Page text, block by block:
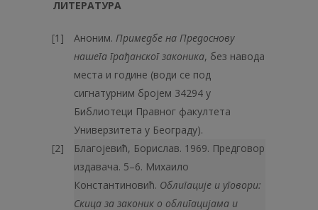
ЛИТЕРАТУРА
Аноним. Примедбе на Предоснову
нашега грађанског законика, без навода
места и године (води се под
сигнатурним бројем 34294 у
Библиотеци Правног факултета
Универзитета у Београду).
Благојевић, Борислав. 1969. Предговор
издавача. 5–6. Михаило
Константиновић. Облигације и уговори:
Скица за законик о облига­цијама и